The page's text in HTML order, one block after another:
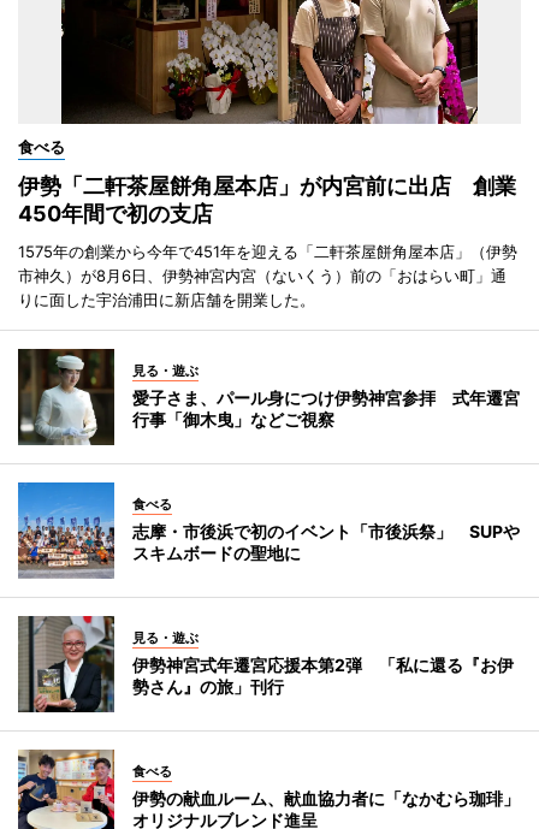
食べる
伊勢「二軒茶屋餅角屋本店」が内宮前に出店 創業
450年間で初の支店
1575年の創業から今年で451年を迎える「二軒茶屋餅角屋本店」（伊勢
市神久）が8月6日、伊勢神宮内宮（ないくう）前の「おはらい町」通
りに面した宇治浦田に新店舗を開業した。
見る・遊ぶ
愛子さま、パール身につけ伊勢神宮参拝 式年遷宮
行事「御木曳」などご視察
食べる
志摩・市後浜で初のイベント「市後浜祭」 SUPや
スキムボードの聖地に
見る・遊ぶ
伊勢神宮式年遷宮応援本第2弾 「私に還る『お伊
勢さん』の旅」刊行
食べる
伊勢の献血ルーム、献血協力者に「なかむら珈琲」
オリジナルブレンド進呈